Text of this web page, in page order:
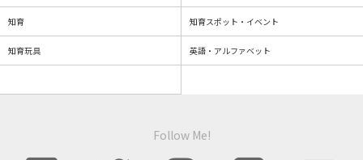
知育 知育スポット・イベント
知育玩具 英語・アルファベット
Follow Me!